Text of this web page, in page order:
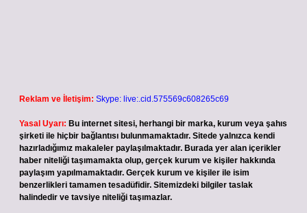
Reklam ve İletişim: Skype: live:.cid.575569c608265c69
Yasal Uyarı: Bu internet sitesi, herhangi bir marka, kurum veya şahıs
şirketi ile hiçbir bağlantısı bulunmamaktadır. Sitede yalnızca kendi
hazırladığımız makaleler paylaşılmaktadır. Burada yer alan içerikler
haber niteliği taşımamakta olup, gerçek kurum ve kişiler hakkında
paylaşım yapılmamaktadır. Gerçek kurum ve kişiler ile isim
benzerlikleri tamamen tesadüfidir. Sitemizdeki bilgiler taslak
halindedir ve tavsiye niteliği taşımazlar.